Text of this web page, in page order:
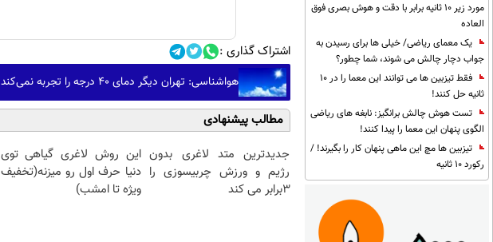
مورد زیر 10 ثانیه برابر با دقت و هوش بصری فوق
العاده
یک معمای ریاضی/ خیلی ها برای رسیدن به
جواب دچار چالش می شوند، شما چطور؟
فقط تیزبین ها می توانند این معما را در 10
ثانیه حل کنند!
تست هوش چالش برانگیز: نابغه های ریاضی
الگوی پنهان این معما را پیدا کنند!
تیزبین ها مچ این ماهی پنهان کار را بگیرند! /
رکورد 10 ثانیه
اشتراک گذاری :
هواشناسی: تهران دیگر دمای ۴۰ درجه را تجربه نمی‌کند
مطالب پیشنهادی
جدیدترین متد لاغری بدون
رژیم و ورزش چربیسوزی را
3برابر می کند
این روش لاغری گیاهی توی
دنیا حرف اول رو میزنه(تخفیف
ویژه تا امشب)